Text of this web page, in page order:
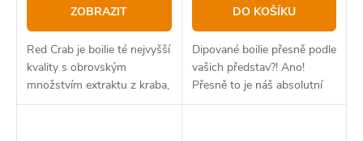
ZOBRAZIT
Red Crab je boilie té nejvyšší
kvality s obrovským
množstvím extraktu z kraba,
vysokým obsahem proteinů,
DO KOŠÍKU
Dipované boilie přesně podle
vašich představ?! Ano!
Přesně to je náš absolutní
bestseller v novém balení.